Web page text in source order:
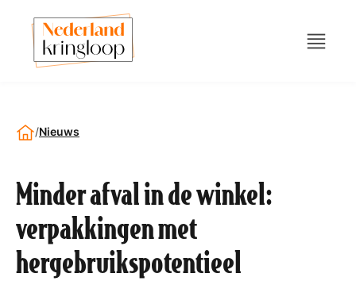
/Nieuws
Minder afval in de winkel:
verpakkingen met
hergebruikspotentieel